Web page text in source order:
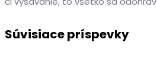
Súvisiace príspevky